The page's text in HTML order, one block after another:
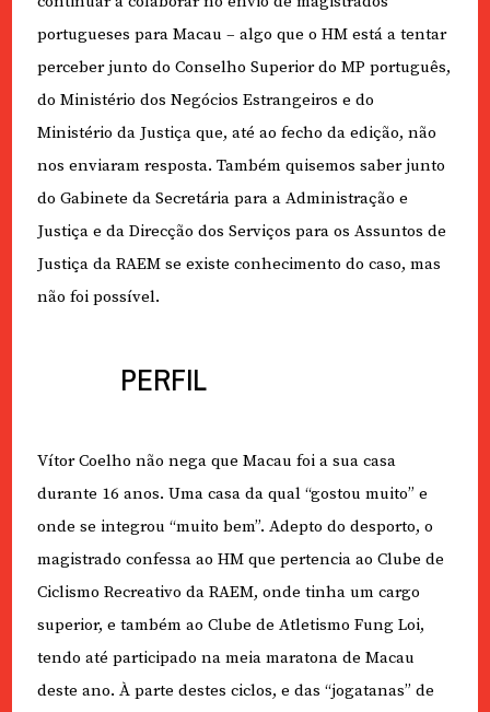
portugueses para Macau – algo que o HM está a tentar
perceber junto do Conselho Superior do MP português,
do Ministério dos Negócios Estrangeiros e do
Ministério da Justiça que, até ao fecho da edição, não
nos enviaram resposta. Também quisemos saber junto
do Gabinete da Secretária para a Administração e
Justiça e da Direcção dos Serviços para os Assuntos de
Justiça da RAEM se existe conhecimento do caso, mas
não foi possível.
PERFIL
Vítor Coelho não nega que Macau foi a sua casa
durante 16 anos. Uma casa da qual “gostou muito” e
onde se integrou “muito bem”. Adepto do desporto, o
magistrado confessa ao HM que pertencia ao Clube de
Ciclismo Recreativo da RAEM, onde tinha um cargo
superior, e também ao Clube de Atletismo Fung Loi,
tendo até participado na meia maratona de Macau
deste ano. À parte destes ciclos, e das “jogatanas” de